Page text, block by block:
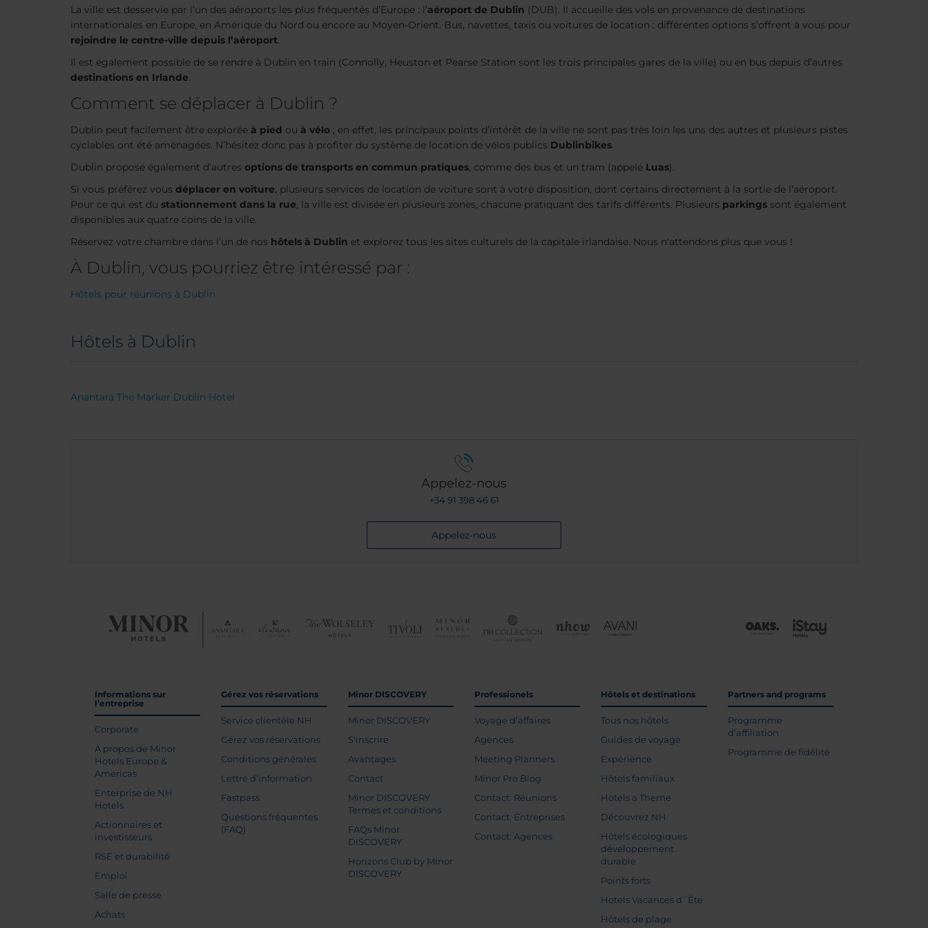
La ville est desservie par l’un des aéroports les plus fréquentés d’Europe : l’aéroport de Dublin (DUB). Il accueille des vols en provenance de destinations
internationales en Europe, en Amérique du Nord ou encore au Moyen-Orient. Bus, navettes, taxis ou voitures de location : différentes options s’offrent à vous pour
rejoindre le centre-ville depuis l’aéroport.
Il est également possible de se rendre à Dublin en train (Connolly, Heuston et Pearse Station sont les trois principales gares de la ville) ou en bus depuis d’autres
destinations en Irlande.
Comment se déplacer à Dublin ?
Dublin peut facilement être explorée à pied ou à vélo ; en effet, les principaux points d’intérêt de la ville ne sont pas très loin les uns des autres et plusieurs pistes
cyclables ont été aménagées. N’hésitez donc pas à profiter du système de location de vélos publics Dublinbikes.
Dublin propose également d’autres options de transports en commun pratiques, comme des bus et un tram (appelé Luas).
Si vous préférez vous déplacer en voiture, plusieurs services de location de voiture sont à votre disposition, dont certains directement à la sortie de l’aéroport.
Pour ce qui est du stationnement dans la rue, la ville est divisée en plusieurs zones, chacune pratiquant des tarifs différents. Plusieurs parkings sont également
disponibles aux quatre coins de la ville.
Réservez votre chambre dans l’un de nos hôtels à Dublin et explorez tous les sites culturels de la capitale irlandaise. Nous n'attendons plus que vous !
À Dublin, vous pourriez être intéressé par :
Hôtels pour réunions à Dublin
Hôtels à Dublin
Anantara The Marker Dublin Hotel
Appelez-nous
+34 91 398 46 61
Appelez-nous
Informations sur
l’entreprise
Corporate
À propos de Minor
Hotels Europe &
Americas
Enterprise de NH
Hotels
Actionnaires et
investisseurs
RSE et durabilité
Emploi
Salle de presse
Achats
Gérez vos réservations
Service clientèle NH
Gérez vos réservations
Conditions générales
Lettre d’information
Fastpass
Questions fréquentes
(FAQ)
Minor DISCOVERY
Minor DISCOVERY
S'inscrire
Avantages
Contact
Minor DISCOVERY
Termes et conditions
FAQs Minor
DISCOVERY
Horizons Club by Minor
DISCOVERY
Professionels
Voyage d’affaires
Agences
Meeting Planners
Minor Pro Blog
Contact: Réunions
Contact: Entreprises
Contact: Agences
Hôtels et destinations
Tous nos hôtels
Guides de voyage
Expérience
Hôtels familiaux
Hotels a Theme
Découvrez NH
Hôtels écologiques
développement
durable
Points forts
Hotels Vacances d´Éte
Hôtels de plage
Partners and programs
Programme
d’affiliation
Programme de fidélité